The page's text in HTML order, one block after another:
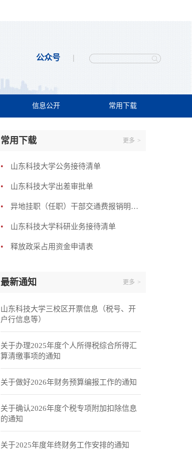
公众号
信息公开 常用下载
常用下载 更多 >
• 山东科技大学公务接待清单
• 山东科技大学出差审批单
• 异地挂职（任职）干部交通费报销明细表
• 山东科技大学科研业务接待清单
• 释放政采占用资金申请表
最新通知 更多 >
山东科技大学三校区开票信息（税号、开
户行信息等）
关于办理2025年度个人所得税综合所得汇
算清缴事项的通知
关于做好2026年财务预算编报工作的通知
关于确认2026年度个税专项附加扣除信息
的通知
关于2025年度年终财务工作安排的通知